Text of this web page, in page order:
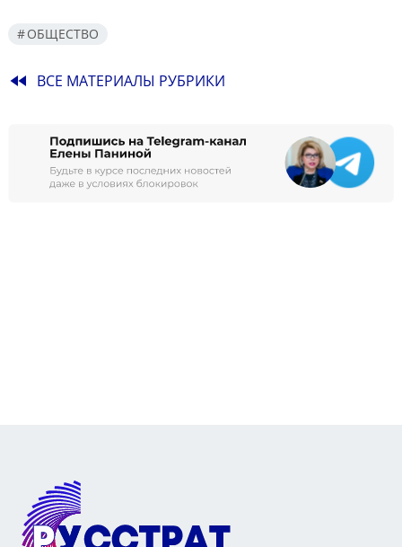
ОБЩЕСТВО
fast_rewind ВСЕ МАТЕРИАЛЫ РУБРИКИ